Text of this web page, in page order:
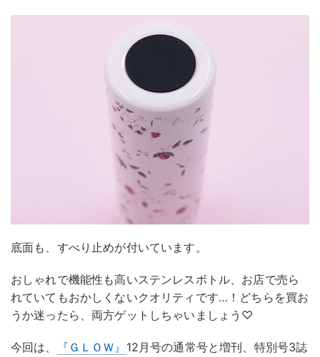
底面も、すべり止めが付いています。
おしゃれで機能性も高いステンレスボトル、お店で売ら
れていてもおかしくないクオリティです…！どちらを買お
うか迷ったら、両方ゲットしちゃいましょう♡
今回は、 『ＧＬＯＷ』 12月号の通常号と増刊、特別号3誌